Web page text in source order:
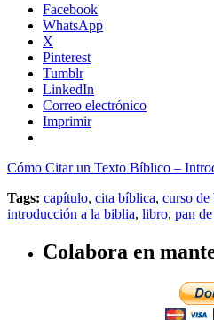
Facebook
WhatsApp
X
Pinterest
Tumblr
LinkedIn
Correo electrónico
Imprimir
Cómo Citar un Texto Bíblico –
Tags: capítulo, cita bíblica, curso de
introducción a la biblia, libro, pan
Colabora en